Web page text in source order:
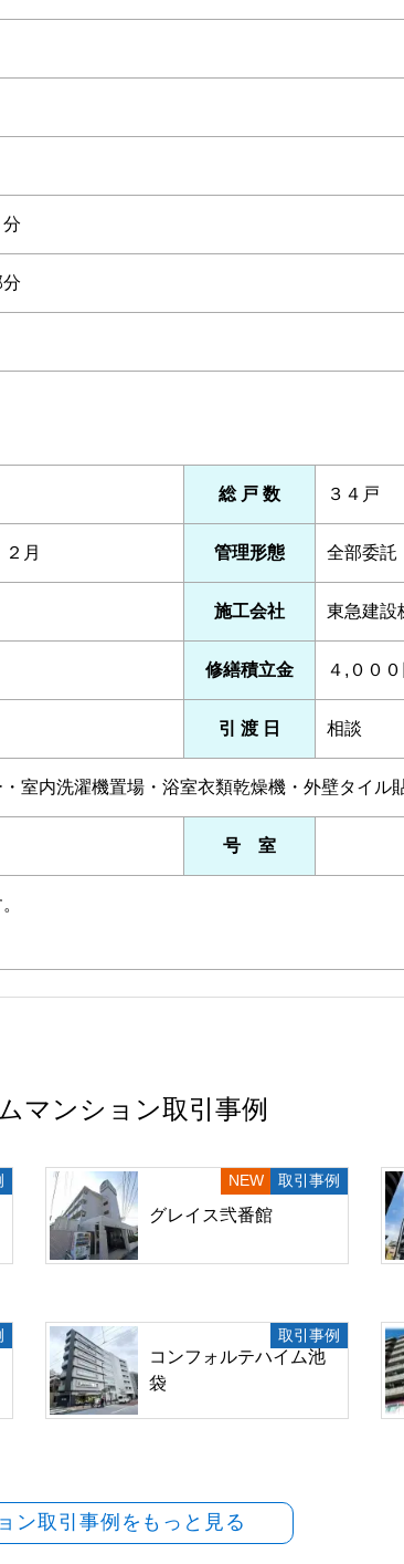
総 戸 数 ３４戸
２月 管理形態 全部委託
施工会社 東急建設
修繕積立金 ４,０００
引 渡 日 相談
室内洗濯機置場・浴室衣類乾燥機・外壁タイル
号 室
マンション取引事例
取引事例
グレイス弐番館
取引事例
コンフォルテハイム池
袋
ン取引事例をもっと見る